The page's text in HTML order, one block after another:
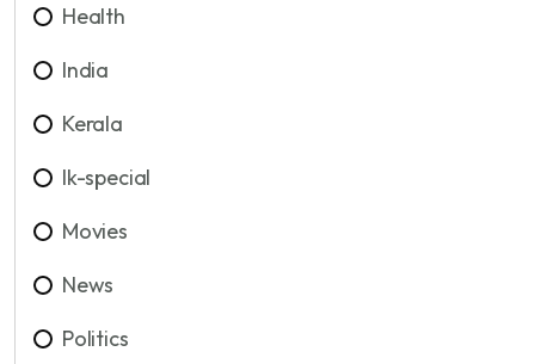
Health
India
Kerala
lk-special
Movies
News
Politics